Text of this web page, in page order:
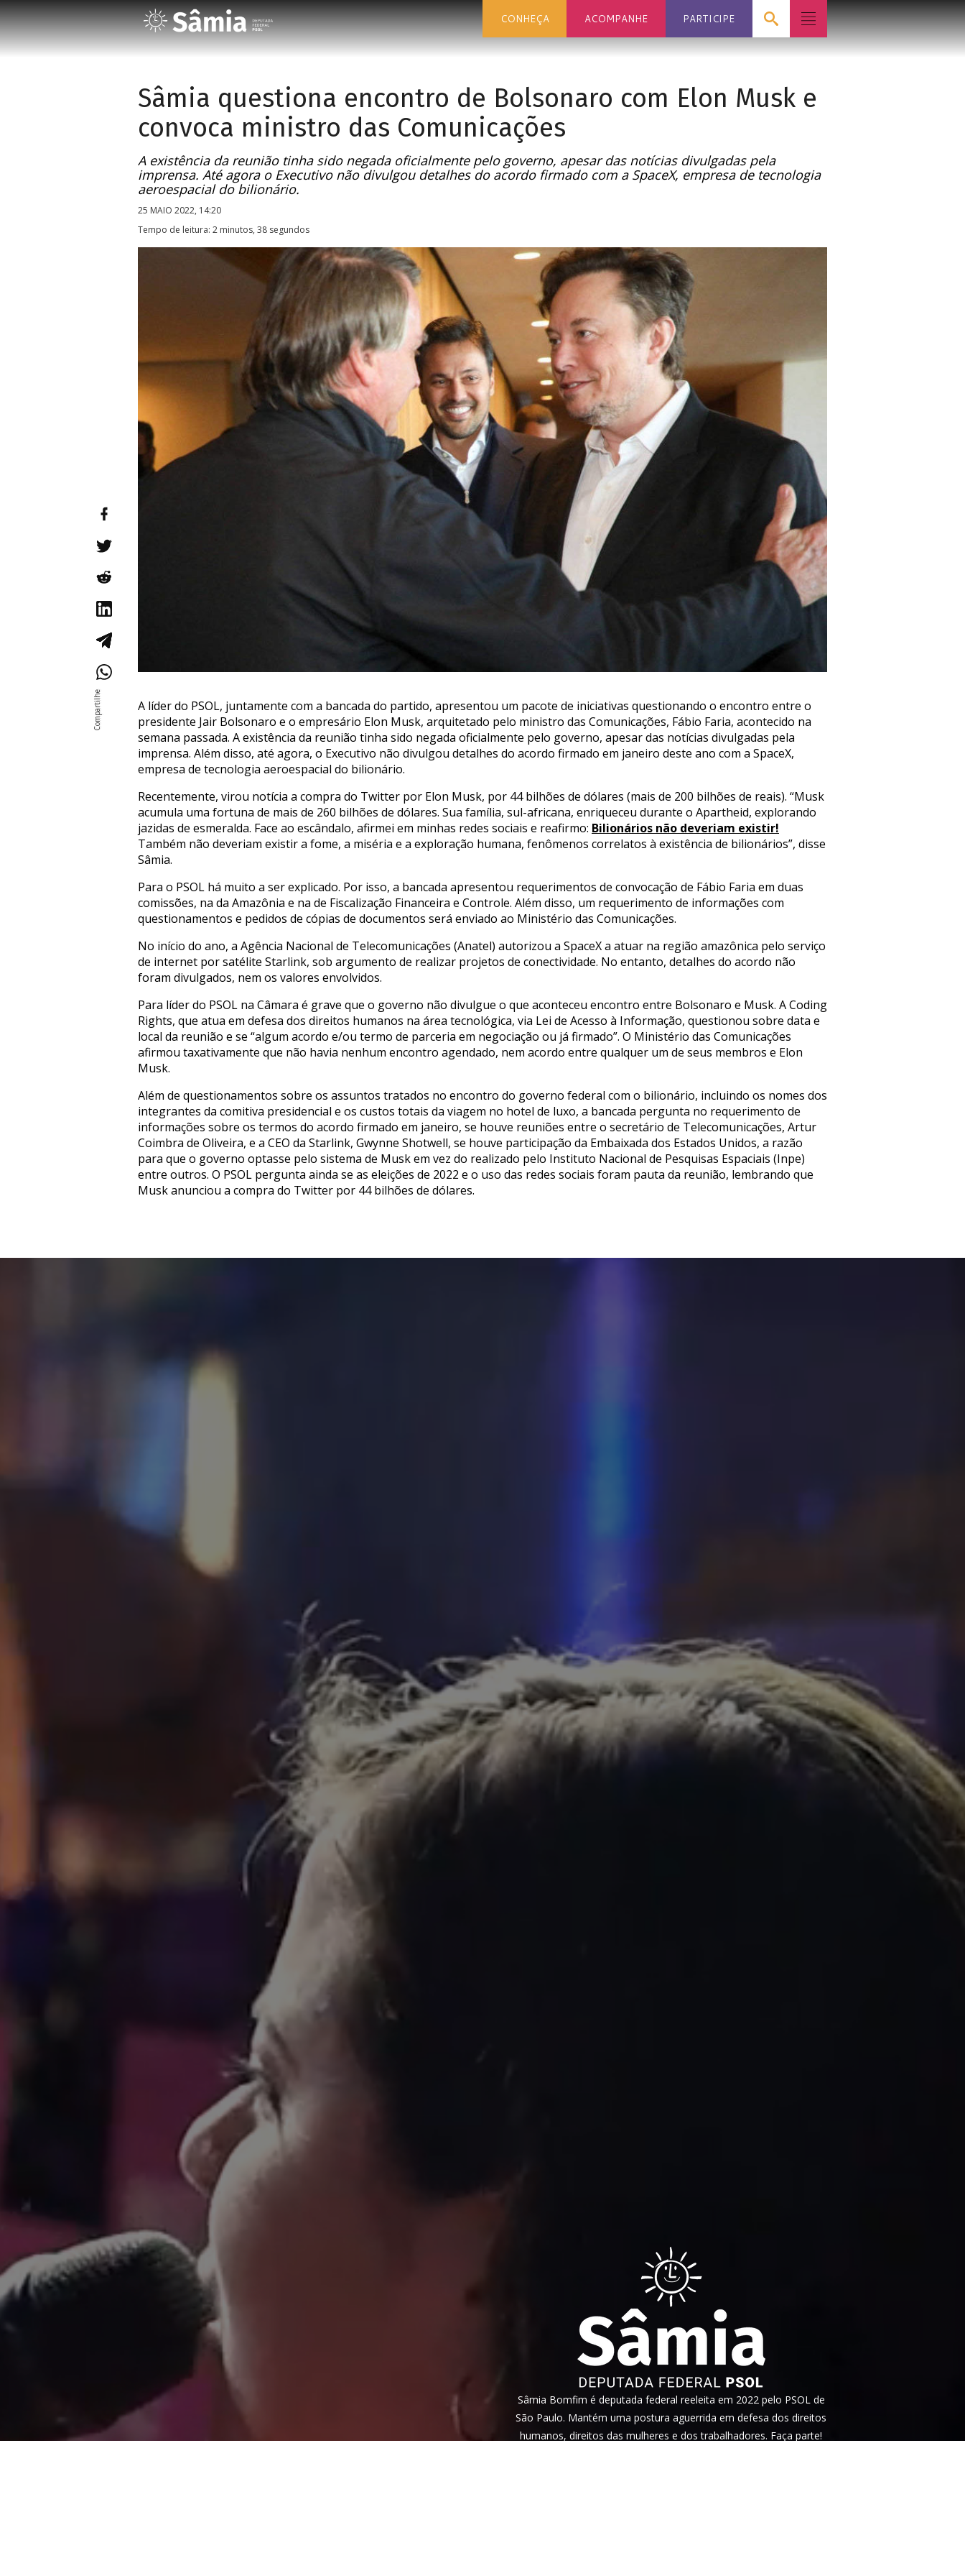
CONHEÇA ACOMPANHE PARTICIPE
Sâmia questiona encontro de Bolsonaro com Elon Musk e
convoca ministro das Comunicações
A existência da reunião tinha sido negada oficialmente pelo governo, apesar das notícias divulgadas pela
imprensa. Até agora o Executivo não divulgou detalhes do acordo firmado com a SpaceX, empresa de tecnologia
aeroespacial do bilionário.
25 MAIO 2022, 14:20
Tempo de leitura: 2 minutos, 38 segundos
A líder do PSOL, juntamente com a bancada do partido, apresentou um pacote de iniciativas questionando o encontro entre o
presidente Jair Bolsonaro e o empresário Elon Musk, arquitetado pelo ministro das Comunicações, Fábio Faria, acontecido na
semana passada. A existência da reunião tinha sido negada oficialmente pelo governo, apesar das notícias divulgadas pela
imprensa. Além disso, até agora, o Executivo não divulgou detalhes do acordo firmado em janeiro deste ano com a SpaceX,
empresa de tecnologia aeroespacial do bilionário.
Recentemente, virou notícia a compra do Twitter por Elon Musk, por 44 bilhões de dólares (mais de 200 bilhões de reais). “Musk
acumula uma fortuna de mais de 260 bilhões de dólares. Sua família, sul-africana, enriqueceu durante o Apartheid, explorando
jazidas de esmeralda. Face ao escândalo, afirmei em minhas redes sociais e reafirmo: Bilionários não deveriam existir!
Também não deveriam existir a fome, a miséria e a exploração humana, fenômenos correlatos à existência de bilionários”, disse
Sâmia.
Para o PSOL há muito a ser explicado. Por isso, a bancada apresentou requerimentos de convocação de Fábio Faria em duas
comissões, na da Amazônia e na de Fiscalização Financeira e Controle. Além disso, um requerimento de informações com
questionamentos e pedidos de cópias de documentos será enviado ao Ministério das Comunicações.
No início do ano, a Agência Nacional de Telecomunicações (Anatel) autorizou a SpaceX a atuar na região amazônica pelo serviço
de internet por satélite Starlink, sob argumento de realizar projetos de conectividade. No entanto, detalhes do acordo não
foram divulgados, nem os valores envolvidos.
Para líder do PSOL na Câmara é grave que o governo não divulgue o que aconteceu encontro entre Bolsonaro e Musk. A Coding
Rights, que atua em defesa dos direitos humanos na área tecnológica, via Lei de Acesso à Informação, questionou sobre data e
local da reunião e se “algum acordo e/ou termo de parceria em negociação ou já firmado”. O Ministério das Comunicações
afirmou taxativamente que não havia nenhum encontro agendado, nem acordo entre qualquer um de seus membros e Elon
Musk.
Além de questionamentos sobre os assuntos tratados no encontro do governo federal com o bilionário, incluindo os nomes dos
integrantes da comitiva presidencial e os custos totais da viagem no hotel de luxo, a bancada pergunta no requerimento de
informações sobre os termos do acordo firmado em janeiro, se houve reuniões entre o secretário de Telecomunicações, Artur
Coimbra de Oliveira, e a CEO da Starlink, Gwynne Shotwell, se houve participação da Embaixada dos Estados Unidos, a razão
para que o governo optasse pelo sistema de Musk em vez do realizado pelo Instituto Nacional de Pesquisas Espaciais (Inpe)
entre outros. O PSOL pergunta ainda se as eleições de 2022 e o uso das redes sociais foram pauta da reunião, lembrando que
Musk anunciou a compra do Twitter por 44 bilhões de dólares.
Sâmia Bomfim é deputada federal reeleita em 2022 pelo PSOL de
São Paulo. Mantém uma postura aguerrida em defesa dos direitos
humanos, direitos das mulheres e dos trabalhadores. Faça parte!